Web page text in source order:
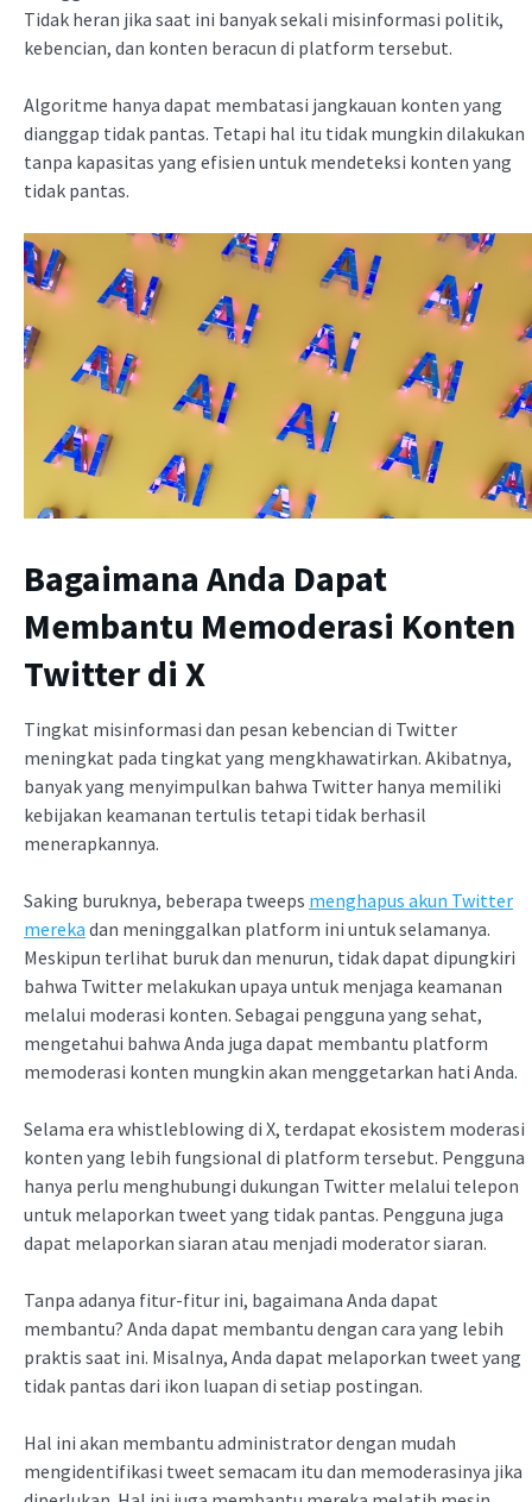
Tidak heran jika saat ini banyak sekali misinformasi politik,
kebencian, dan konten beracun di platform tersebut.
Algoritme hanya dapat membatasi jangkauan konten yang
dianggap tidak pantas. Tetapi hal itu tidak mungkin dilakukan
tanpa kapasitas yang efisien untuk mendeteksi konten yang
tidak pantas.
Bagaimana Anda Dapat
Membantu Memoderasi Konten
Twitter di X
Tingkat misinformasi dan pesan kebencian di Twitter
meningkat pada tingkat yang mengkhawatirkan. Akibatnya,
banyak yang menyimpulkan bahwa Twitter hanya memiliki
kebijakan keamanan tertulis tetapi tidak berhasil
menerapkannya.
Saking buruknya, beberapa tweeps menghapus akun Twitter
mereka dan meninggalkan platform ini untuk selamanya.
Meskipun terlihat buruk dan menurun, tidak dapat dipungkiri
bahwa Twitter melakukan upaya untuk menjaga keamanan
melalui moderasi konten. Sebagai pengguna yang sehat,
mengetahui bahwa Anda juga dapat membantu platform
memoderasi konten mungkin akan menggetarkan hati Anda.
Selama era whistleblowing di X, terdapat ekosistem moderasi
konten yang lebih fungsional di platform tersebut. Pengguna
hanya perlu menghubungi dukungan Twitter melalui telepon
untuk melaporkan tweet yang tidak pantas. Pengguna juga
dapat melaporkan siaran atau menjadi moderator siaran.
Tanpa adanya fitur-fitur ini, bagaimana Anda dapat
membantu? Anda dapat membantu dengan cara yang lebih
praktis saat ini. Misalnya, Anda dapat melaporkan tweet yang
tidak pantas dari ikon luapan di setiap postingan.
Hal ini akan membantu administrator dengan mudah
mengidentifikasi tweet semacam itu dan memoderasinya jika